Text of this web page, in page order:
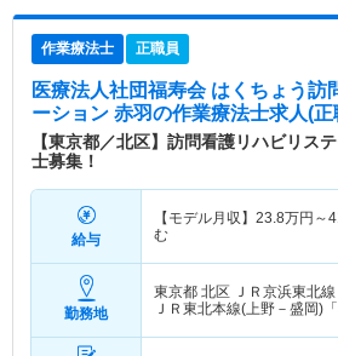
作業療法士 正職員
医療法人社団福寿会 はくちょう訪
ーション 赤羽の作業療法士求人(正
【東京都／北区】訪問看護リハビリス
士募集！
給与
【モデル月収】 23.8万円～
む
勤務地
東京都 北区 ＪＲ京浜東北
ＪＲ東北本線(上野－盛岡)